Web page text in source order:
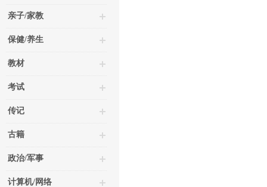
亲子/家教
保健/养生
教材
考试
传记
古籍
政治/军事
计算机/网络